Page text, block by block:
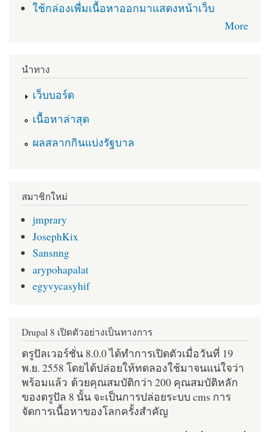
ใช้กล่องเพื่มเนื้อหาออกมาแสดงหน้าเว็บ
More
นำทาง
เว็บบอร์ด
เนื้อหาล่าสุด
ผลสลากกินแบ่งรัฐบาล
สมาชิกใหม่
jmprary
JosephKix
Sansnng
arypohapalat
egyvycasyhif
Drupal 8 เปิดตัวอย่างเป็นทางการ
ดรูปัลเวอร์ชั่น 8.0.0 ได้ทำการเปิดตัวเมื่อวันที่ 19
พ.ย. 2558 โดยได้ปล่อยให้ทดลองใช้มาจนแน่ใจว่า
พร้อมแล้ว ด้วยคุณสมบัติกว่า 200 คุณสมบัติหลัก
ของดรูปัล 8 นั้น จะเป็นการปล่อยระบบ cms การ
จัดการเนื้อหาของโลกครั้งสำคัญ